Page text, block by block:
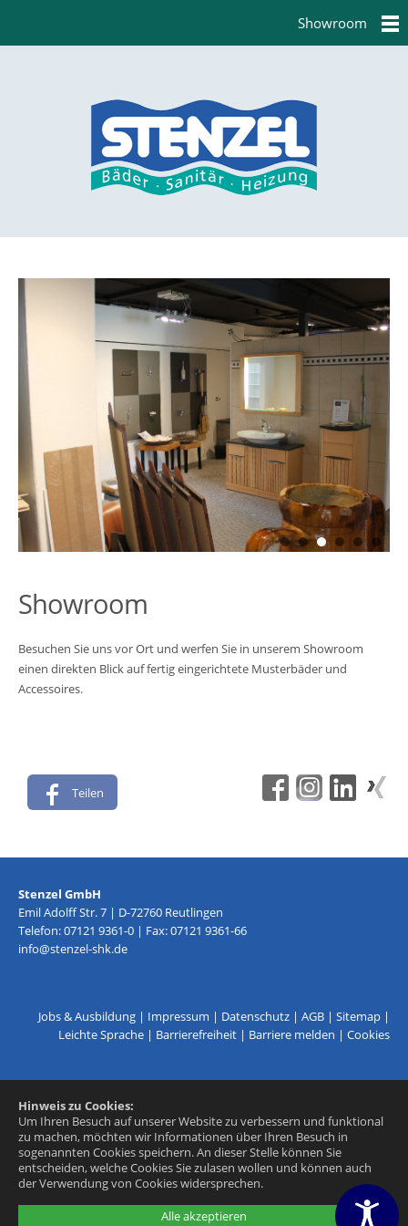
Alle akzeptieren
Hinweis zu Cookies:
Um Ihren Besuch auf unserer Website zu verbessern und funktional
zu machen, möchten wir Informationen über Ihren Besuch in
sogenannten Cookies speichern. An dieser Stelle können Sie
entscheiden, welche Cookies Sie zulasen wollen und können auch
der Verwendung von Cookies widersprechen.
Showroom
Showroom
Besuchen Sie uns vor Ort und werfen Sie in unserem Showroom
einen direkten Blick auf fertig eingerichtete Musterbäder und
Accessoires.
Teilen
Stenzel GmbH
Emil Adolff Str. 7 | D-72760 Reutlingen
Telefon: 07121 9361-0 | Fax: 07121 9361-66
info@stenzel-shk.de
Jobs & Ausbildung | Impressum | Datenschutz | AGB | Sitemap |
Leichte Sprache | Barrierefreiheit | Barriere melden | Cookies